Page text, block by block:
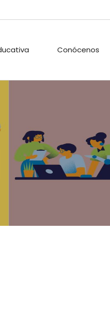
Conócenos
ACTIVIDADES
EXTRAESCOLARES